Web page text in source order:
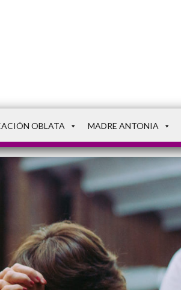
OBLATA MADRE ANTONIA